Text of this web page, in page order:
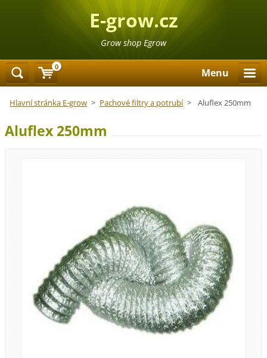
E-grow.cz
Grow shop Egrow
Menu
Hlavní stránka E-grow > Pachové filtry a potrubí > Aluflex 250mm
Aluflex 250mm
0